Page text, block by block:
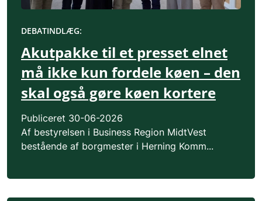
DEBATINDLÆG:
Akutpakke til et presset elnet
må ikke kun fordele køen – den
skal også gøre køen kortere
Publiceret 30-06-2026
Af bestyrelsen i Business Region MidtVest
bestående af borgmester i Herning Komm...